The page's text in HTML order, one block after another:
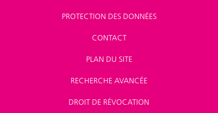
PROTECTION DES DONNÉES
CONTACT
PLAN DU SITE
RECHERCHE AVANCÉE
DROIT DE RÉVOCATION